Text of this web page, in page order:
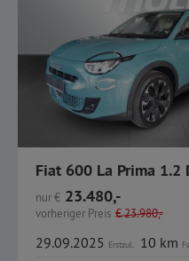
nur€ 23.480,-
vorheriger Preis €23.980,-
29.09.2025 Erstzul. 10 km